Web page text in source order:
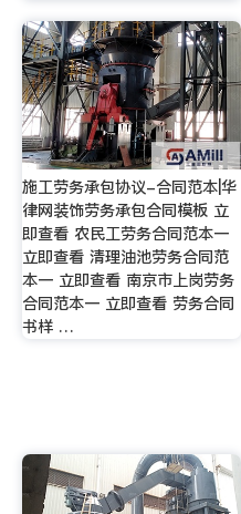
施工劳务承包协议-合同范本|华
律网装饰劳务承包合同模板 立
即查看 农民工劳务合同范本一
立即查看 清理油池劳务合同范
本一 立即查看 南京市上岗劳务
合同范本一 立即查看 劳务合同
书样 …